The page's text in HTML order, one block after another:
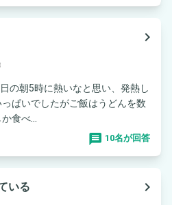
navigate_next
の朝5時に熱いなと思い、発熱し
ぱいでしたがご飯はうどんを数
食べ...
10名が回答
いる
navigate_next